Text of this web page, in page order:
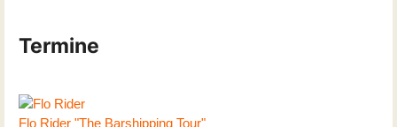
Termine
Flo Rider "The Barshipping Tour"